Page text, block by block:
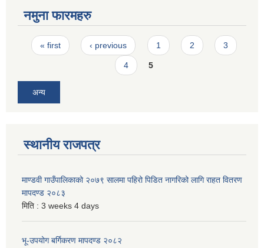
नमुना फारमहरु
Pages
« first ‹ previous 1 2 3
4 5
अन्य
स्थानीय राजपत्र
माण्डवी गाउँपालिकाको २०७९ सालमा पहिरो पिडित नागरिको लागि राहत वितरण
मापदण्ड २०८३
मिति : 3 weeks 4 days
भू-उपयोग बर्गिकरण मापदण्ड २०८२